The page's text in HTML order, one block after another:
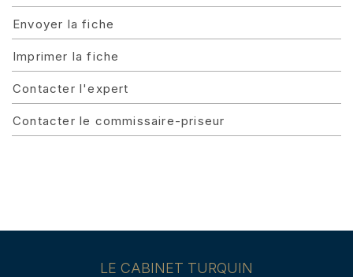
Envoyer la fiche
Imprimer la fiche
Contacter l'expert
Contacter le commissaire-priseur
LE CABINET TURQUIN